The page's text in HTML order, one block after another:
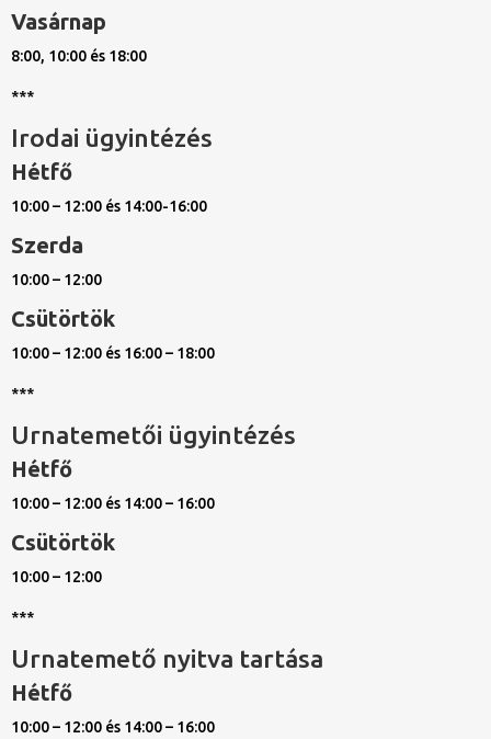
Vasárnap
8:00, 10:00 és 18:00
***
Irodai ügyintézés
Hétfő
10:00 – 12:00 és 14:00-16:00
Szerda
10:00 – 12:00
Csütörtök
10:00 – 12:00 és 16:00 – 18:00
***
Urnatemetői ügyintézés
Hétfő
10:00 – 12:00 és 14:00 – 16:00
Csütörtök
10:00 – 12:00
***
Urnatemető nyitva tartása
Hétfő
10:00 – 12:00 és 14:00 – 16:00